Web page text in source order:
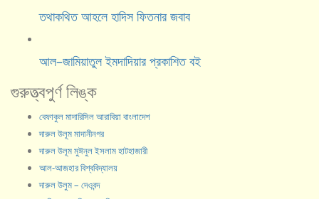
তথাকথিত আহলে হাদিস ফিতনার জবাব
আল–জামিয়াতুল ইমদাদিয়ার প্রকাশিত বই
গুরুত্ত্বপুর্ণ লিঙ্ক
বেফাকুল মাদারিসিল আরাবিয়া বাংলাদেশ
দারুল উলূম মাদানীনগর
দারুল উলূম মুঈনুল ইসলাম হাটহাজারী
আল-আজহার বিশ্ববিদ্যালয়
দারুল উলুম – দেওবন্দ